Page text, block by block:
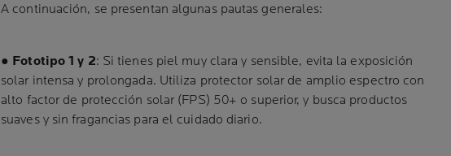
A continuación, se presentan algunas pautas generales:
● Fototipo 1 y 2: Si tienes piel muy clara y sensible, evita la exposición
solar intensa y prolongada. Utiliza protector solar de amplio espectro con
alto factor de protección solar (FPS) 50+ o superior, y busca productos
suaves y sin fragancias para el cuidado diario.